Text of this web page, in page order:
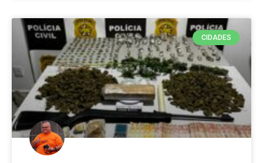
CIDADES